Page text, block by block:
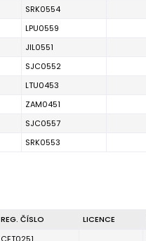
SRK0554
LPU0559
JIL0551
SJC0552
LTU0453
ZAM0451
SJC0557
SRK0553
REG. ČÍSLO LICENCE